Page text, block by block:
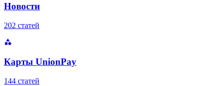
Новости
202 статей
Карты UnionPay
144 статей